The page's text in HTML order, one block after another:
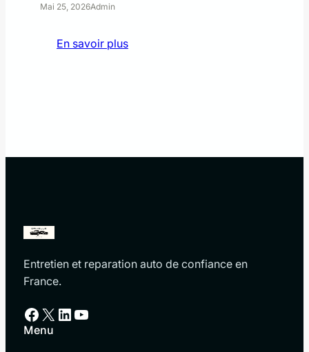
Mai 25, 2026Admin
En savoir plus:
Entretien et reparation auto de confiance en
France.
Facebook X LinkedIn YouTube
Menu